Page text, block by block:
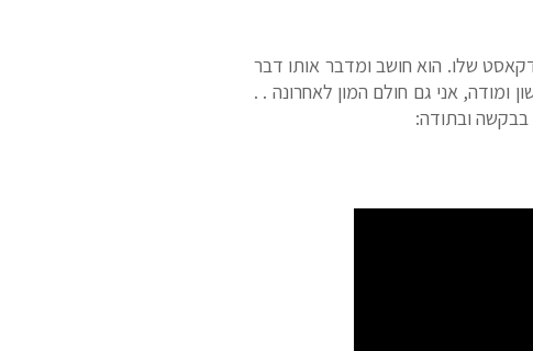
שלו. הוא חושב ומדבר אותו דבר
ומודה, אני גם חולם המון לאחרונה . .
ובתודה: